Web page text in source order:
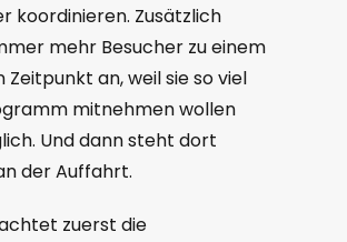
koordinieren. Zusätzlich
mehr Besucher zu einem
Zeitpunkt an, weil sie so viel
mitnehmen wollen
Und dann steht dort
der Auffahrt.
zuerst die